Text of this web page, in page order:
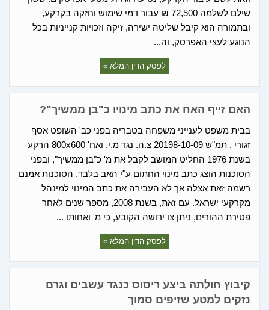
שילם לשלמה 72,500 ₪ עבור דמי שימוש וחזקה בקרקע,
ובתמורה הוא קיבל שליטה ישירה, זיקה וזכויות קנייניות בכל
הנוגע לעצי האפרסק, וה...
לפסק הדין המלא »
האם זייף האח את כתב מינויו כ"בן ממשיך"?
בבית משפט לענייני משפחה בטבריה בפני כב' השופט אסף
זגורי . תמ"ש 20198-10-09 צ.ה. נגד מ.י. ואח' 800x600 הרקע
בשנת 1976 החליט המושב לקבל את מ' כ"בן ממשיך", ובפני
הסוכנות הוצג כתב מינוי החתום ע"י האב בלבד. הסוכנות אמנם
רשמה זאת אצלה אך לא העבירה את כתב המינוי למינהל
מקרקעי ישראל. עם זאת, בשנת 2008, מספר שנים לאחר
פטירת ההורים, ניתן צו ירושה הקובע, כי מ' ואחותו ...
לפסק הדין המלא »
קיבוץ חולתה ביצע ריסוס כנגד עשבים וגרם
נזקים למטע שזיפים סמוך